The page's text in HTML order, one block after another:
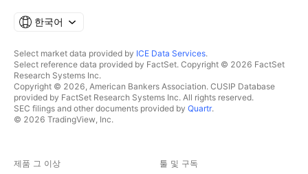
한국어
Select market data provided by ICE Data Services.
Select reference data provided by FactSet. Copyright © 2026 FactSet
Research Systems Inc.
Copyright © 2026, American Bankers Association. CUSIP Database
provided by FactSet Research Systems Inc. All rights reserved.
SEC filings and other documents provided by Quartr.
© 2026 TradingView, Inc.
제품 그 이상 툴 및 구독